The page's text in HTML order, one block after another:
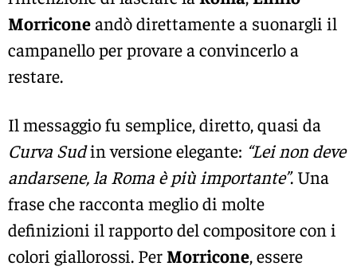
Morriconeandò direttamente a suonargli il
campanello per provare a convincerlo a
restare.
Il messaggio fu semplice, diretto, quasi da
Curva Sudin versione elegante: “Lei non deve
andarsene, la Roma è più importante”. Una
frase che racconta meglio di molte
definizioni il rapporto del compositore con i
colori giallorossi. Per Morricone, essere